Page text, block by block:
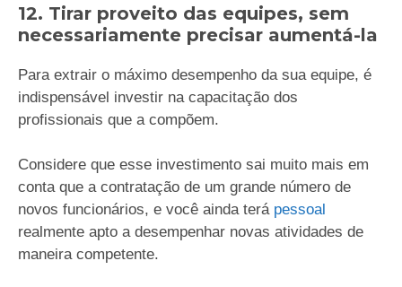
12. Tirar proveito das equipes, sem
necessariamente precisar aumentá-la
Para extrair o máximo desempenho da sua equipe, é
indispensável investir na capacitação dos
profissionais que a compõem.
Considere que esse investimento sai muito mais em
conta que a contratação de um grande número de
novos funcionários, e você ainda terápessoal
realmente apto a desempenhar novas atividades de
maneira competente.